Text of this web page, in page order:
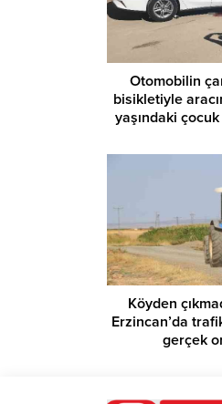
Otomobilin
bisikletiyle
yaşındaki
Köyden
Erzincan’da
gerçek